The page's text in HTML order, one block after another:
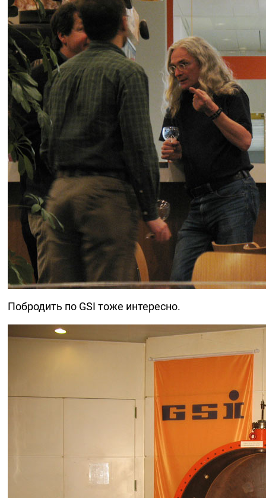
Побродить по GSI тоже интересно.